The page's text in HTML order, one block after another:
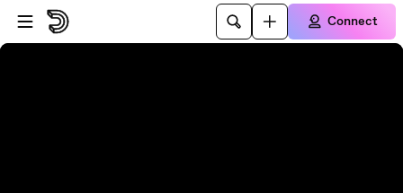
Skip to player
Skip to main content
Connect